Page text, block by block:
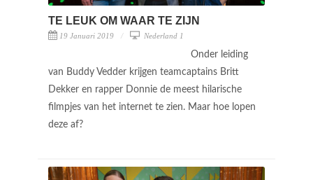
TE LEUK OM WAAR TE ZIJN
19 Januari 2019 Nederland 1
Onder leiding
van Buddy Vedder krijgen teamcaptains Britt
Dekker en rapper Donnie de meest hilarische
filmpjes van het internet te zien. Maar hoe lopen
deze af?